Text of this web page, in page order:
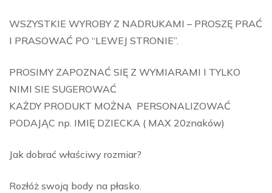
WSZYSTKIE WYROBY Z NADRUKAMI – PROSZĘ PRAĆ
I PRASOWAĆ PO “LEWEJ STRONIE”.
PROSIMY ZAPOZNAĆ SIĘ Z WYMIARAMI I TYLKO
NIMI SIE SUGEROWAĆ
KAŻDY PRODUKT MOŻNA PERSONALIZOWAĆ
PODAJĄC np. IMIĘ DZIECKA ( MAX 20znaków)
Jak dobrać właściwy rozmiar?
Rozłóż swoją body na płasko.